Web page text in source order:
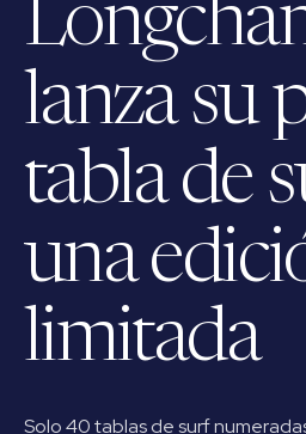
lanza su
tabla de
una
limitada
Solo 40 tablas de surf